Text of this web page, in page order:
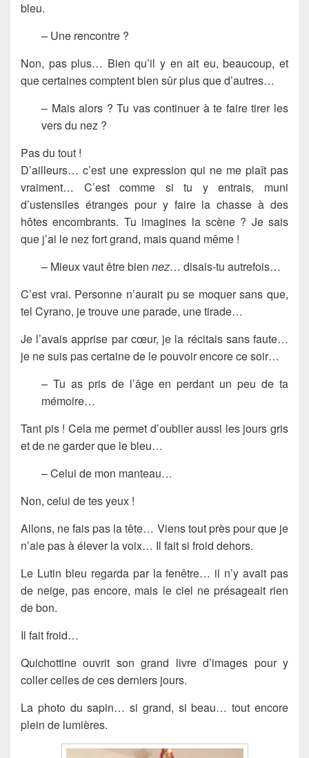
bleu.
– Une rencontre ?
Non, pas plus… Bien qu’il y en ait eu, beaucoup, et
que certaines comptent bien sûr plus que d’autres…
– Mais alors ? Tu vas continuer à te faire tirer les
vers du nez ?
Pas du tout !
D’ailleurs… c’est une expression qui ne me plaît pas
vraiment… C’est comme si tu y entrais, muni
d’ustensiles étranges pour y faire la chasse à des
hôtes encombrants. Tu imagines la scène ? Je sais
que j’ai le nez fort grand, mais quand même !
– Mieux vaut être bien nez… disais-tu autrefois…
C’est vrai. Personne n’aurait pu se moquer sans que,
tel Cyrano, je trouve une parade, une tirade…
Je l’avais apprise par cœur, je la récitais sans faute…
je ne suis pas certaine de le pouvoir encore ce soir…
– Tu as pris de l’âge en perdant un peu de ta
mémoire…
Tant pis ! Cela me permet d’oublier aussi les jours gris
et de ne garder que le bleu…
– Celui de mon manteau…
Non, celui de tes yeux !
Allons, ne fais pas la tête… Viens tout près pour que je
n’aie pas à élever la voix… Il fait si froid dehors.
Le Lutin bleu regarda par la fenêtre… il n’y avait pas
de neige, pas encore, mais le ciel ne présageait rien
de bon.
Il fait froid…
Quichottine ouvrit son grand livre d’images pour y
coller celles de ces derniers jours.
La photo du sapin… si grand, si beau… tout encore
plein de lumières.